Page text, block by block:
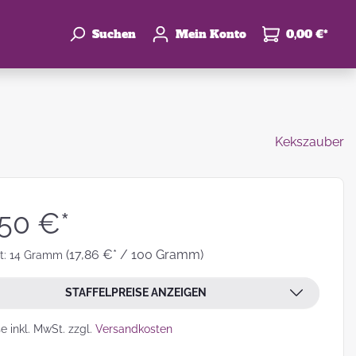
Suchen Mein Konto 0,00 €*
Kekszauber
€*
14 Gramm (17,86 €* / 100 Gramm)
STAFFELPREISE ANZEIGEN
inkl. MwSt. zzgl. Versandkosten